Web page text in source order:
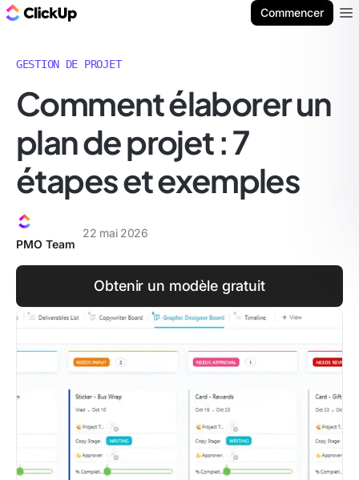
Commencer
GESTION DE PROJET
Comment élaborer un
plan de projet : 7
étapes et exemples
PMO Team
22 mai 2026
Obtenir un modèle gratuit